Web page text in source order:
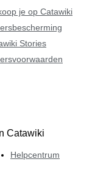
je op Catawiki
Stories
Catawiki
Helpcentrum